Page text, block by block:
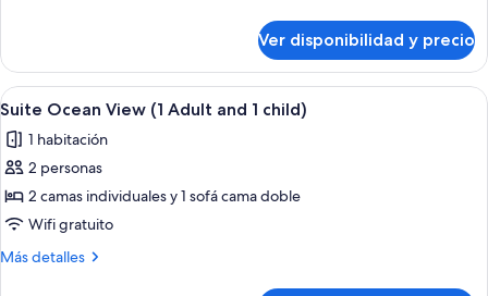
Adult
and
2
children)
Ocean
View
(1
and
2
Ver disponibilidad y precio
Ver
todas
las
fotos
de
Suite
Ocean
Habitación de hotel con cama,
5
Suite Ocean View (1 Adult and 1 child)
1 habitación
2 personas
2 camas individuales y 1 sofá cama doble
Wifi gratuito
Más detalles
Más